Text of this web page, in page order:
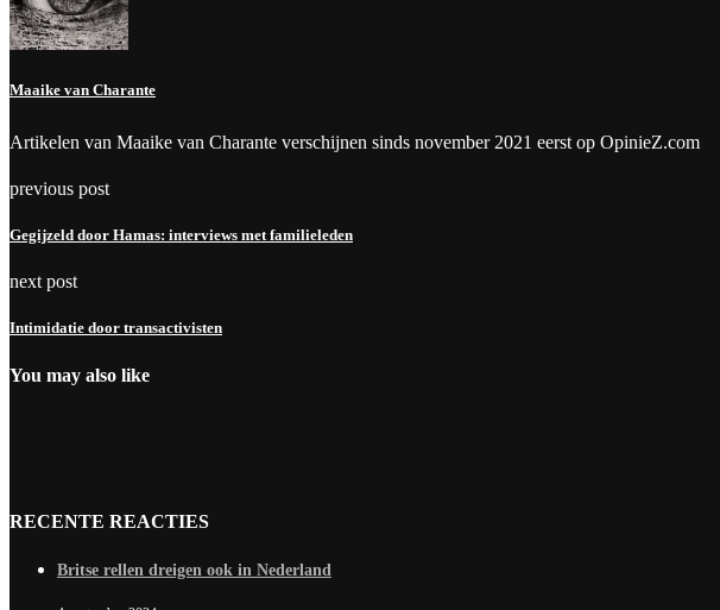
Maaike van Charante
Artikelen van Maaike van Charante verschijnen sinds november 2021 eerst op OpinieZ.com
previous post
Gegijzeld door Hamas: interviews met familieleden
next post
Intimidatie door transactivisten
You may also like
RECENTE REACTIES
Britse rellen dreigen ook in Nederland